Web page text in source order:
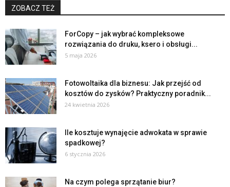
ZOBACZ TEŻ
ForCopy – jak wybrać kompleksowe
rozwiązania do druku, ksero i obsługi...
5 maja 2026
Fotowoltaika dla biznesu: Jak przejść od
kosztów do zysków? Praktyczny poradnik...
24 kwietnia 2026
Ile kosztuje wynajęcie adwokata w sprawie
spadkowej?
6 stycznia 2026
Na czym polega sprzątanie biur?